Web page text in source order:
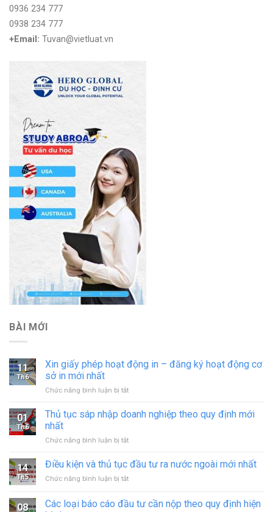
0936 234 777
0938 234 777
+Email: Tuvan@vietluat.vn
BÀI MỚI
11
Th6
Xin giấy phép hoạt động in – đăng ký hoạt động cơ
sở in mới nhất
Chức năng bình luận bị tắtở
giấy
động
–
ký
động
01
Th6
Thủ tục sáp nhập doanh nghiệp theo quy định mới
nhất
Chức năng bình luận bị tắtở
tục
nhập
nghiệp
14
Th5
Điều kiện và thủ tục đầu tư ra nước ngoài mới nhất
Chức năng bình luận bị tắtở
kiện
và
08
Các loại báo cáo đầu tư cần nộp theo quy định hiện